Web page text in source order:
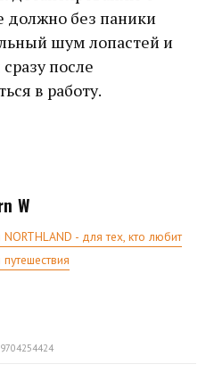
должно без паники
шум лопастей и
после
в работу.
W
- для тех, кто любит